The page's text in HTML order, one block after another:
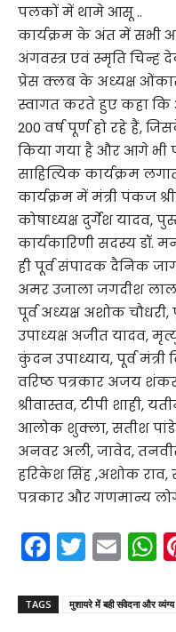
पलकों में थामे आसू ..
कार्यक्रम के अंत में सभी
अंगवस्त्र एवं स्मृति चिन्ह
प्रेस क्लब के अध्यक्ष ओंकार
स्वागत करते हुए कहा कि
200 वर्ष पूर्ण हो रहे हैं,
किया गया है और आगे भी
साहित्यिक कार्यक्रम
कार्यक्रम में मंत्री पंकज
कोषाध्यक्ष दुर्गेश यादव,
कार्यकारिणी सदस्य डॉ.
ही पूर्व संपादक दैनिक
अमर उजाला जगदीश लाल
पूर्व अध्यक्ष अशोक चौधरी,
उपाध्यक्ष अजीत यादव,
कुंदन उपाध्याय, पूर्व मंत्री
वरिष्ठ पत्रकार अजय शंकर
श्रीवास्तव, टीपी शाही,
आलोक शुक्ला, सतीश
अनवर अली, जावेद,
हरिकेश सिंह ,अशोक राव,
पत्रकार और गणमान्य
F
a
c
T
w
itt
E
m
ai
h
a
TAGS मुशायरे में बही संवेदना और व्यंग्य